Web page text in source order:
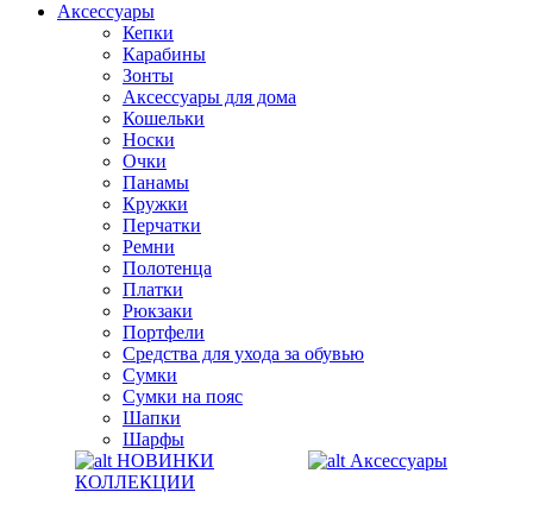
Аксессуары
Кепки
Карабины
Зонты
Аксессуары для дома
Кошельки
Носки
Очки
Панамы
Кружки
Перчатки
Ремни
Полотенца
Платки
Рюкзаки
Портфели
Средства для ухода за обувью
Сумки
Сумки на пояс
Шапки
Шарфы
НОВИНКИ
КОЛЛЕКЦИИ
Аксессуары